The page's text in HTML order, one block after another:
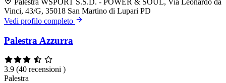
Palestra WSPORT S.S.D. - POWER & SOUL, Via Leonardo da
Vinci, 43/G, 35018 San Martino di Lupari PD
Vedi profilo completo
Palestra Azzurra
3.9 (40 recensioni )
Palestra